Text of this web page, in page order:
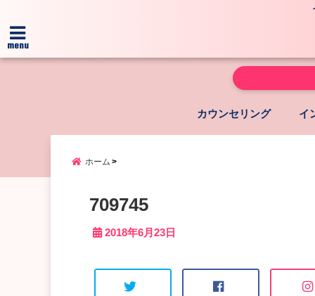
menu
カウンセリング イ
ホーム
709745
2018年6月23日